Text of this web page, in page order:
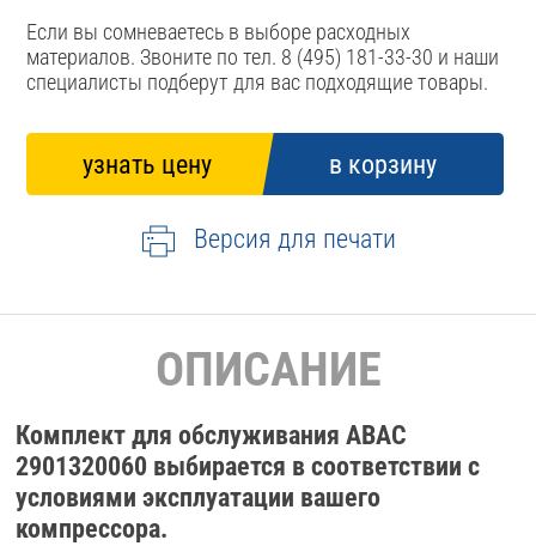
Если вы сомневаетесь в выборе расходных
материалов. Звоните по тел. 8 (495) 181-33-30 и наши
специалисты подберут для вас подходящие товары.
Версия для печати
ОПИСАНИЕ
Комплект для обслуживания ABAC
2901320060 выбирается в соответствии с
условиями эксплуатации вашего
компрессора.